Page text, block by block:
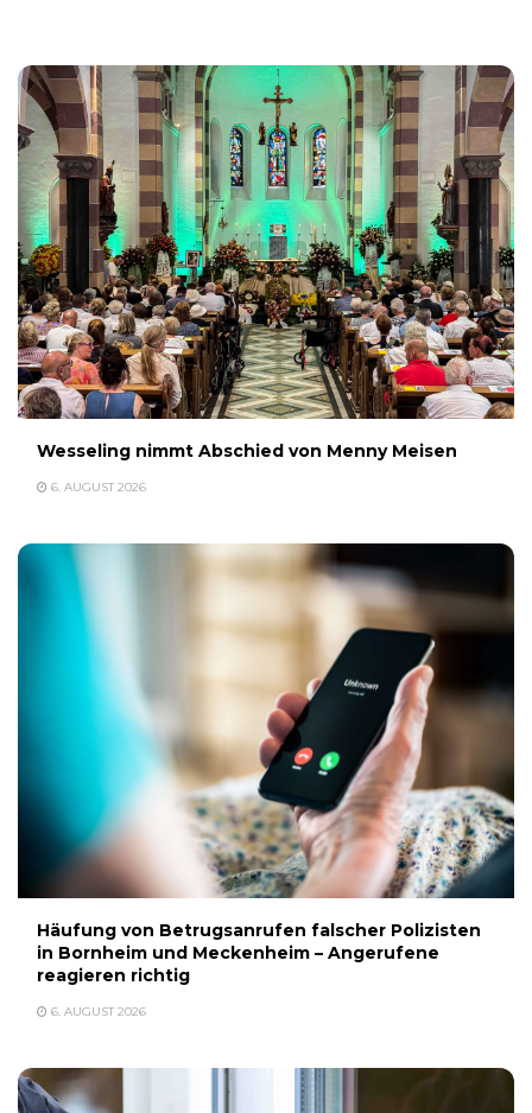
Wesseling nimmt Abschied von Menny Meisen
6. AUGUST 2026
Häufung von Betrugsanrufen falscher Polizisten
in Bornheim und Meckenheim – Angerufene
reagieren richtig
6. AUGUST 2026